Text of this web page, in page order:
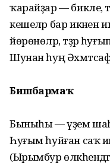
ҡарайҙар — бикле,
кешеләр бар
йөрөнөләр, тәҙрә
Шунан һуң
Бишбармаҡ
Быныһы — үҙем
Һуғым һуйған саҡ
(Ырымбур